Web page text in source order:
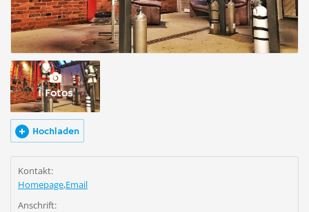
1 Fotos
Hochladen
Kontakt:
Homepage,Email
Anschrift: